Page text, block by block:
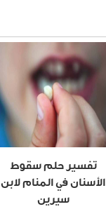
تفسير حلم سقوط
الأسنان في المنام لابن
سيرين